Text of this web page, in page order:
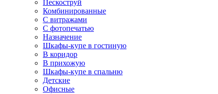
Пескоструй
Комбинированные
С витражами
С фотопечатью
Назначение
Шкафы-купе в гостиную
В коридор
В прихожую
Шкафы-купе в спальню
Детские
Офисные